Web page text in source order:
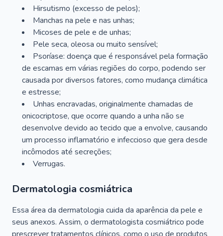
Hirsutismo (excesso de pelos);
Manchas na pele e nas unhas;
Micoses de pele e de unhas;
Pele seca, oleosa ou muito sensível;
Psoríase: doença que é responsável pela formação
de escamas em várias regiões do corpo, podendo ser
causada por diversos fatores, como mudança climática
e estresse;
Unhas encravadas, originalmente chamadas de
onicocriptose, que ocorre quando a unha não se
desenvolve devido ao tecido que a envolve, causando
um processo inflamatório e infeccioso que gera desde
incômodos até secreções;
Verrugas.
Dermatologia cosmiátrica
Essa área da dermatologia cuida da aparência da pele e
seus anexos. Assim, o dermatologista cosmiátrico pode